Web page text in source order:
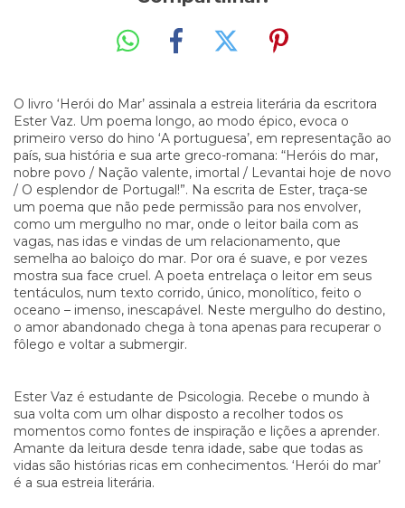
O livro ‘Herói do Mar’ assinala a estreia literária da escritora
Ester Vaz. Um poema longo, ao modo épico, evoca o
primeiro verso do hino ‘A portuguesa’, em representação ao
país, sua história e sua arte greco-romana: “Heróis do mar,
nobre povo / Nação valente, imortal / Levantai hoje de novo
/ O esplendor de Portugal!”. Na escrita de Ester, traça-se
um poema que não pede permissão para nos envolver,
como um mergulho no mar, onde o leitor baila com as
vagas, nas idas e vindas de um relacionamento, que
semelha ao baloiço do mar. Por ora é suave, e por vezes
mostra sua face cruel. A poeta entrelaça o leitor em seus
tentáculos, num texto corrido, único, monolítico, feito o
oceano – imenso, inescapável. Neste mergulho do destino,
o amor abandonado chega à tona apenas para recuperar o
fôlego e voltar a submergir.
Ester Vaz é estudante de Psicologia. Recebe o mundo à
sua volta com um olhar disposto a recolher todos os
momentos como fontes de inspiração e lições a aprender.
Amante da leitura desde tenra idade, sabe que todas as
vidas são histórias ricas em conhecimentos. ‘Herói do mar’
é a sua estreia literária.